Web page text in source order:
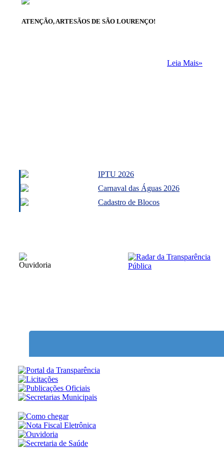
ATENÇÃO, ARTESÃOS DE SÃO LOURENÇO!
Leia Mais»
IPTU 2026
Carnaval das Águas 2026
Cadastro de Blocos